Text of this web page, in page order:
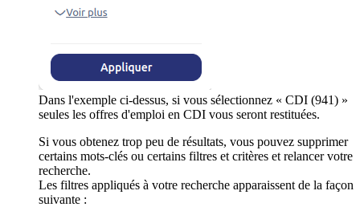
Dans l'exemple ci-dessus, si vous sélectionnez « CDI (941) »
seules les offres d'emploi en CDI vous seront restituées.
Si vous obtenez trop peu de résultats, vous pouvez supprimer
certains mots-clés ou certains filtres et critères et relancer votre
recherche.
Les filtres appliqués à votre recherche apparaissent de la façon
suivante :